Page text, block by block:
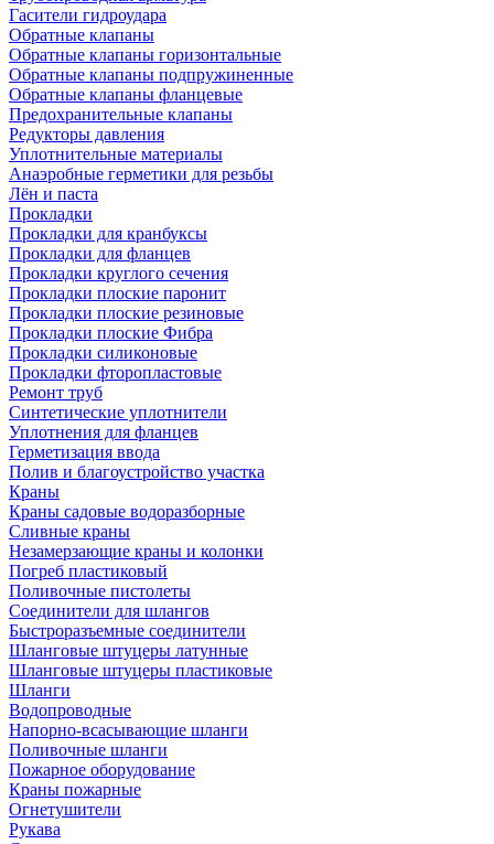
Гасители гидроудара
Обратные клапаны
Обратные клапаны горизонтальные
Обратные клапаны подпружиненные
Обратные клапаны фланцевые
Предохранительные клапаны
Редукторы давления
Уплотнительные материалы
Анаэробные герметики для резьбы
Лён и паста
Прокладки
Прокладки для кранбуксы
Прокладки для фланцев
Прокладки круглого сечения
Прокладки плоские паронит
Прокладки плоские резиновые
Прокладки плоские Фибра
Прокладки силиконовые
Прокладки фторопластовые
Ремонт труб
Синтетические уплотнители
Уплотнения для фланцев
Герметизация ввода
Полив и благоустройство участка
Краны
Краны садовые водоразборные
Сливные краны
Незамерзающие краны и колонки
Погреб пластиковый
Поливочные пистолеты
Соединители для шлангов
Быстроразъемные соединители
Шланговые штуцеры латунные
Шланговые штуцеры пластиковые
Шланги
Водопроводные
Напорно-всасывающие шланги
Поливочные шланги
Пожарное оборудование
Краны пожарные
Огнетушители
Рукава